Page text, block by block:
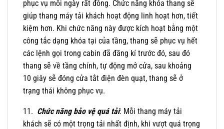
phục vụ mỗi ngày rất đông. Chức năng khóa thang sẽ
giúp thang máy tải khách hoạt động linh hoạt hơn, tiết
kiệm hơn. Khi chức năng này được kích hoạt bằng một
công tắc dạng khóa tại của tầng, thang sẽ phục vụ hết
các lệnh gọi trong cabin đã đăng kí trước đó, sau đó
thang sẽ về tầng chính, tự động mở cửa, sau khoảng
10 giây sẽ đóng cửa tắt điện đèn quạt, thang sẽ ở
trạng thái không phục vụ.
11. Chức năng bảo vệ quá tải: Mỗi thang máy tải
khách sẽ có một trọng tải nhất định, khi vượt quá trọng